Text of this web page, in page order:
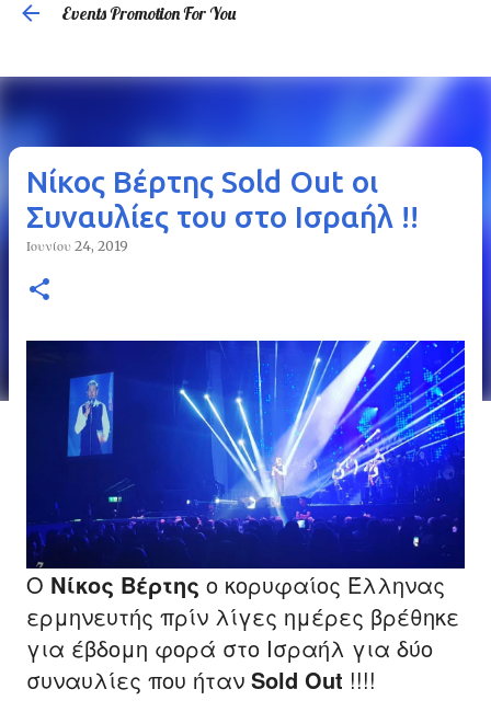
Events Promotion For You
Νίκος Βέρτης Sold Out οι
Συναυλίες του στο Ισραήλ !!
Ιουνίου 24, 2019
Ο Νίκος Βέρτης ο κορυφαίος Έλληνας
ερμηνευτής πρίν λίγες ημέρες βρέθηκε
για έβδομη φορά στο Ισραήλ για δύο
συναυλίες που ήταν Sold Out !!!!